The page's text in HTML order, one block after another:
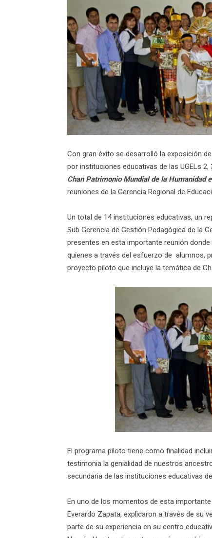
Con gran éxito se desarrolló la exposición
por instituciones educativas de las UGELs 2,
Chan Patrimonio Mundial de la Humanidad
reuniones de la Gerencia Regional de
Un total de 14 instituciones educativas, un
Sub Gerencia de Gestión Pedagógica de la
presentes en esta importante reunión
quienes a través del esfuerzo de alumnos,
proyecto piloto que incluye la temática de
El programa piloto tiene como finalidad
testimonia la genialidad de nuestros
secundaria de las instituciones educativas
En uno de los momentos de esta
Everardo Zapata, explicaron a través de su
parte de su experiencia en su centro